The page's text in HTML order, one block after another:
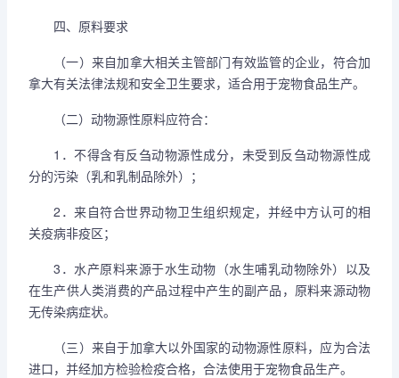
四、原料要求
（一）来自加拿大相关主管部门有效监管的企业，符合加
拿大有关法律法规和安全卫生要求，适合用于宠物食品生产。
（二）动物源性原料应符合：
1．不得含有反刍动物源性成分，未受到反刍动物源性成
分的污染（乳和乳制品除外）；
2．来自符合世界动物卫生组织规定，并经中方认可的相
关疫病非疫区；
3．水产原料来源于水生动物（水生哺乳动物除外）以及
在生产供人类消费的产品过程中产生的副产品，原料来源动物
无传染病症状。
（三）来自于加拿大以外国家的动物源性原料，应为合法
进口，并经加方检验检疫合格，合法使用于宠物食品生产。